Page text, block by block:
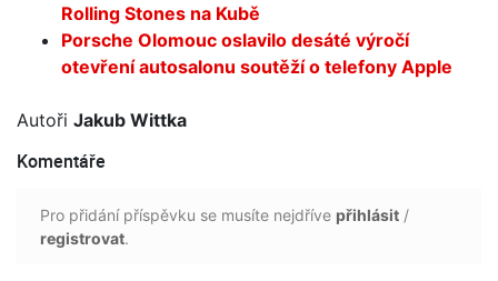
Rolling Stones na Kubě
Porsche Olomouc oslavilo desáté výročí
otevření autosalonu soutěží o telefony Apple
Autoři Jakub Wittka
Komentáře
Pro přidání příspěvku se musíte nejdříve přihlásit /
registrovat.